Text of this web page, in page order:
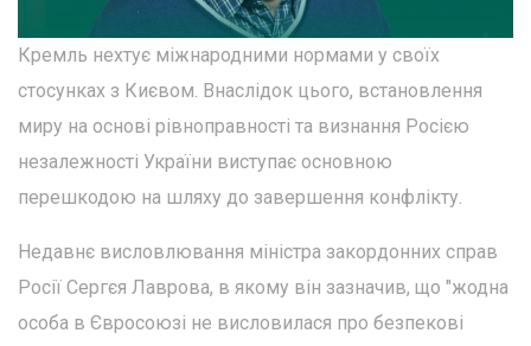
Кремль нехтує міжнародними нормами у своїх
стосунках з Києвом. Внаслідок цього, встановлення
миру на основі рівноправності та визнання Росією
незалежності України виступає основною
перешкодою на шляху до завершення конфлікту.
Недавнє висловлювання міністра закордонних справ
Росії Сергєя Лаврова, в якому він зазначив, що "жодна
особа в Євросоюзі не висловилася про безпекові